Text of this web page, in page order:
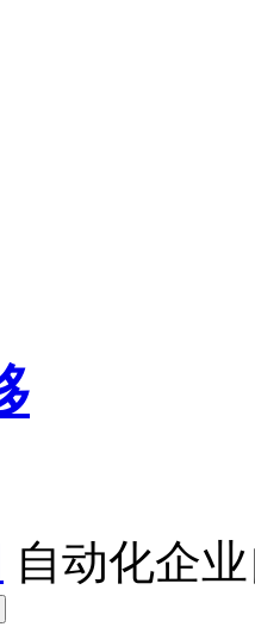
自动化企